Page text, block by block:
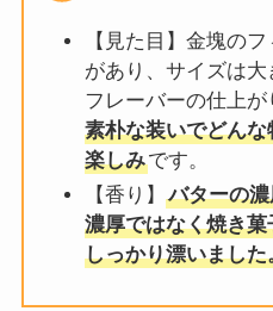
【見た目】金塊の
があり、サイズは
フレーバーの仕上が
素朴な装いでどん
楽しみです。
【香り】
バターの
濃厚ではなく焼き
しっかり漂いました